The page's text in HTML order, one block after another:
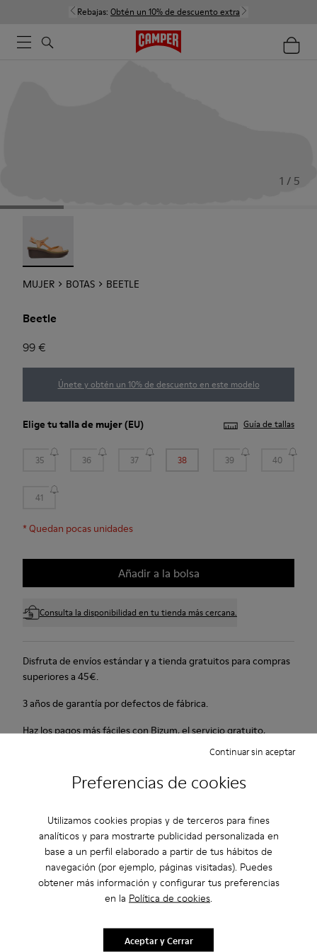
Preferencias de cookies
Utilizamos cookies propias y de terceros para fines
analíticos y para mostrarte publicidad personalizada en
base a un perfil elaborado a partir de tus hábitos de
navegación (por ejemplo, páginas visitadas). Puedes
obtener más información y configurar tus preferencias
en la Política de cookies.
Continuar sin aceptar
Aceptar y Cerrar
Rebajas: Obtén un 10% de descuento extra
1 / 5
MUJER BOTAS BEETLE
Beetle
99 €
Únete y obtén un 10% de descuento en este modelo
Elige tu talla de mujer(EU) Guía de tallas
35 36 37 38 39 40
41
*Quedan pocas unidades
Añadir a la bolsa
Consulta la disponibilidad en tu tienda más cercana.
Disfruta de envíos estándar y a tienda gratuitos para compras
superiores a 45€.
3 años de garantía por defectos de fábrica.
Haz los pagos más fáciles con Bizum, el servicio gratuito,
Beetle Ada, una sandalia abierta marrón y beige fabricada en
tejido natural con una plataforma de 6,5 cm.
Cuidados Del Producto
Nuestros zapatos se han fabricado con materiales de primera